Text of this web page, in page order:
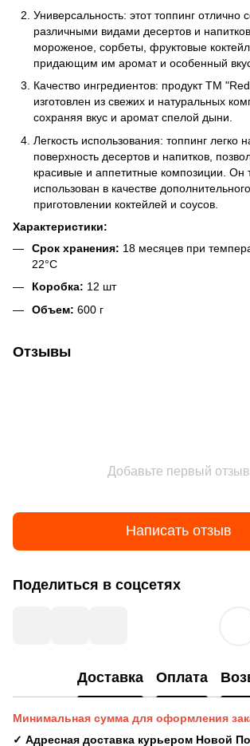
Универсальность: этот топпинг отлично
различными видами десертов и
мороженое, сорбеты, фруктовые
придающим им аромат и особенный
Качество ингредиентов: продукт ТМ
изготовлен из свежих и натуральных
сохраняя вкус и аромат спелой дыни.
Легкость использования: топпинг легко
поверхность десертов и напитков,
красивые и аппетитные композиции. Он
использован в качестве
приготовлении коктейлей и соусов.
Характеристики:
Срок хранения: 18 месяцев при
22°C
Коробка: 12 шт
Объем: 600 г
Отзывы
Добавьте первый отзыв
Написать отзыв
Поделиться в соцсетях
Доставка Оплата
Минимальная сумма для оформления
✓ Адресная доставка курьером Новой